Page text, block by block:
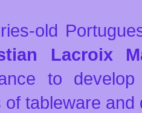
old
Lacroix
to
of tableware and